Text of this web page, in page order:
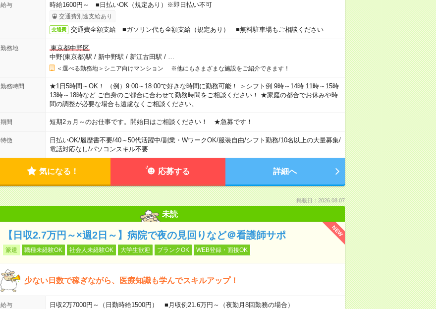
給与 時給1600円～ ■日払いOK（規定あり）※即日払い不可
交通費別途支給あり
交通費 交通費全額支給 ■ガソリン代も全額支給（規定あり） ■無料駐車場もご相談ください
勤務地
東京都中野区
中野(東京都)駅 / 新中野駅 / 新江古田駅 /
＜選べる勤務地＞シニア向けマンション ※他にもさまざまな施設をご紹介できます！
勤務時間
★1日5時間～OK！ （例）9:00～18:00で好きな時間に勤務可能！ ＞シフト例 9時～14時 11時～15時
13時～18時など ご自身のご都合に合わせて勤務時間をご相談ください！ ★家庭の都合でお休みや時
間の調整が必要な場合も遠慮なくご相談ください。
期間 短期2ヵ月～のお仕事です。開始日はご相談ください！ ★急募です！
特徴 日払いOK/履歴書不要/40～50代活躍中/副業・WワークOK/服装自由/シフト勤務/10名以上の大量募集/
電話対応なし/パソコンスキル不要
気になる！ 応募する 詳細へ
掲載日：2026.08.07
未読
NEW
【日収2.7万円～×週2日～】病院で夜の見回りなど＠看護師サポ
派遣 職種未経験OK 社会人未経験OK 大学生歓迎 ブランクOK WEB登録・面接OK
少ない日数で稼ぎながら、医療知識も学んでスキルアップ！
給与 日収2万7000円～（日勤時給1500円） ■月収例21.6万円～（夜勤月8回勤務の場合）